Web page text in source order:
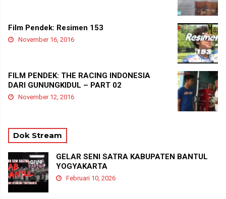
Film Pendek: Resimen 153
November 16, 2016
FILM PENDEK: THE RACING INDONESIA
DARI GUNUNGKIDUL – PART 02
November 12, 2016
Dok Stream
GELAR SENI SATRA KABUPATEN BANTUL
YOGYAKARTA
Februari 10, 2026